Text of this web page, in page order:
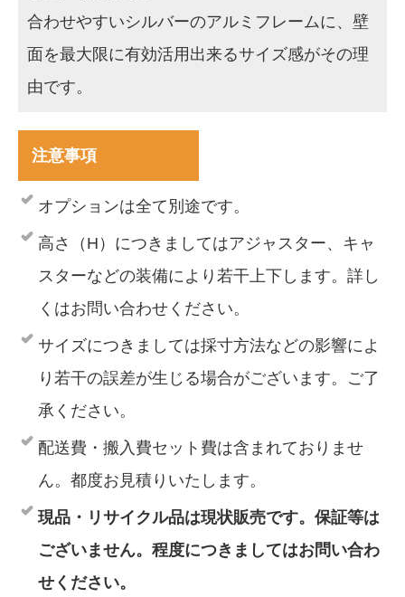
合わせやすいシルバーのアルミフレームに、壁
面を最大限に有効活用出来るサイズ感がその理
由です。
注意事項
オプションは全て別途です。
高さ（H）につきましてはアジャスター、キャ
スターなどの装備により若干上下します。詳し
くはお問い合わせください。
サイズにつきましては採寸方法などの影響によ
り若干の誤差が生じる場合がございます。ご了
承ください。
配送費・搬入費セット費は含まれておりませ
ん。都度お見積りいたします。
現品・リサイクル品は現状販売です。保証等は
ございません。程度につきましてはお問い合わ
せください。